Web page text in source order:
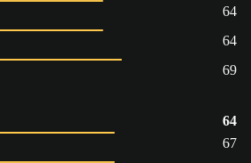
64
64
69
64
67